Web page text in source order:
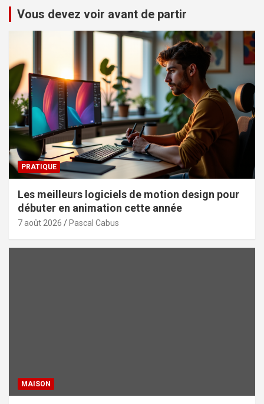
Vous devez voir avant de partir
PRATIQUE
Les meilleurs logiciels de motion design pour
débuter en animation cette année
7 août 2026 Pascal Cabus
MAISON